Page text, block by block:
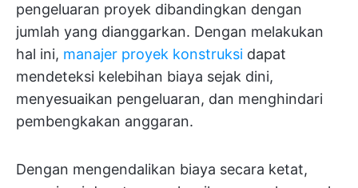
pengeluaran proyek dibandingkan dengan
jumlah yang dianggarkan. Dengan melakukan
hal ini, manajer proyek konstruksi dapat
mendeteksi kelebihan biaya sejak dini,
menyesuaikan pengeluaran, dan menghindari
pembengkakan anggaran.
Dengan mengendalikan biaya secara ketat,